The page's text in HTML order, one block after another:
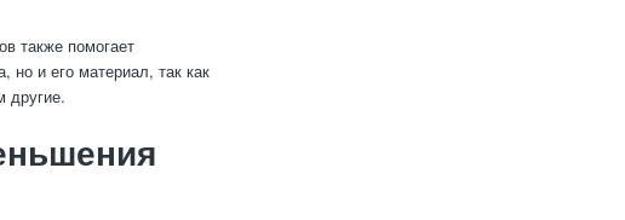
также помогает
но и его материал, так как
другие.